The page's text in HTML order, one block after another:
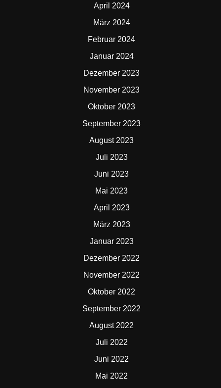
April 2024
März 2024
Februar 2024
Januar 2024
Dezember 2023
November 2023
Oktober 2023
September 2023
August 2023
Juli 2023
Juni 2023
Mai 2023
April 2023
März 2023
Januar 2023
Dezember 2022
November 2022
Oktober 2022
September 2022
August 2022
Juli 2022
Juni 2022
Mai 2022